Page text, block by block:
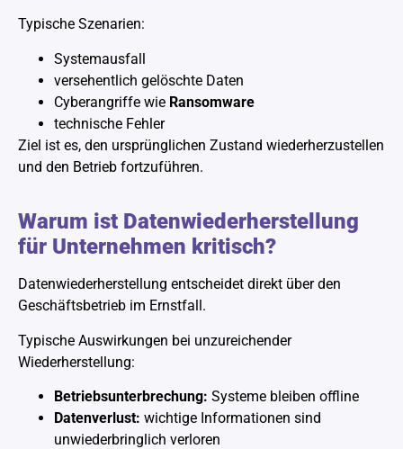
Typische Szenarien:
Systemausfall
versehentlich gelöschte Daten
Cyberangriffe wie Ransomware
technische Fehler
Ziel ist es, den ursprünglichen Zustand wiederherzustellen
und den Betrieb fortzuführen.
Warum ist Datenwiederherstellung
für Unternehmen kritisch?
Datenwiederherstellung entscheidet direkt über den
Geschäftsbetrieb im Ernstfall.
Typische Auswirkungen bei unzureichender
Wiederherstellung:
Betriebsunterbrechung: Systeme bleiben offline
Datenverlust: wichtige Informationen sind
unwiederbringlich verloren